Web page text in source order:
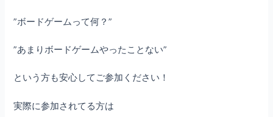
”ボードゲームって何？”
”あまりボードゲームやったことない”
という方も安心してご参加ください！
実際に参加されてる方は